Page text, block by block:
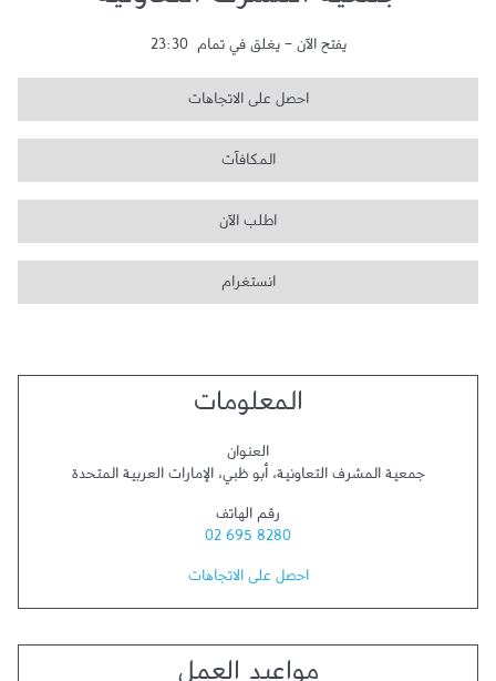
يفتح الآن - يغلق في تمام 23:30
احصل على الاتجاهات
المكافآت
اطلب الآن
انستغرام
المعلومات
العنوان
جمعية المشرف التعاونية،أبو ظبي،الإمارات العربية المتحدة
رقم الهاتف
02 695 8280
احصل على الاتجاهات